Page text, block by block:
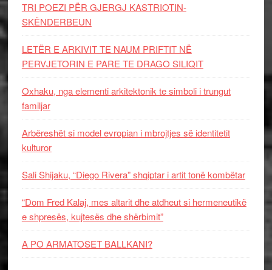
TRI POEZI PËR GJERGJ KASTRIOTIN-
SKËNDERBEUN
LETËR E ARKIVIT TE NAUM PRIFTIT NË
PERVJETORIN E PARE TE DRAGO SILIQIT
Oxhaku, nga elementi arkitektonik te simboli i trungut
familjar
Arbëreshët si model evropian i mbrojtjes së identitetit
kulturor
Sali Shijaku, “Diego Rivera” shqiptar i artit tonë kombëtar
“Dom Fred Kalaj, mes altarit dhe atdheut si hermeneutikë
e shpresës, kujtesës dhe shërbimit”
A PO ARMATOSET BALLKANI?